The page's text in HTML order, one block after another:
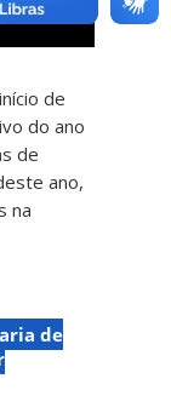
de
do ano
de
ano,
na
de